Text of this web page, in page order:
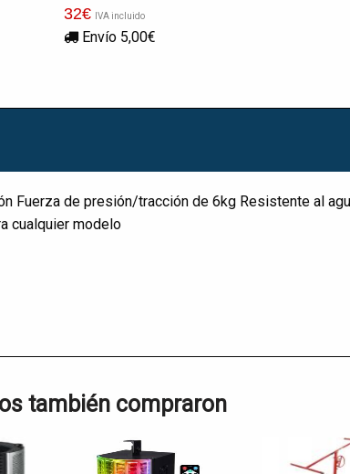
32€ IVA incluido
Envío 5,00€
Fuerza de presión/tracción de 6kg Resistente al
cualquier modelo
también compraron